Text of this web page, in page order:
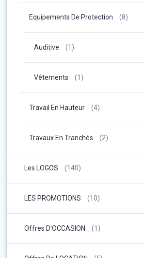
Equipements De Protection (8)
Auditive (1)
Vêtements (1)
Travail En Hauteur (4)
Travaux En Tranchés (2)
Les LOGOS (140)
LES PROMOTIONS (10)
Offres D'OCCASION (1)